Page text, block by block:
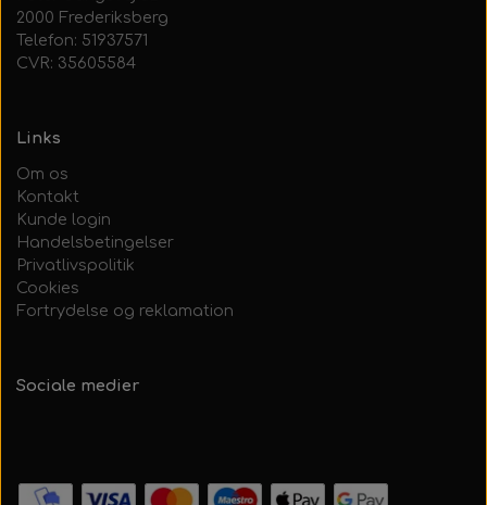
2000 Frederiksberg
Telefon: 51937571
CVR: 35605584
Links
Om os
Kontakt
Kunde login
Handelsbetingelser
Privatlivspolitik
Cookies
Fortrydelse og reklamation
Sociale medier